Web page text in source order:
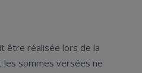
être réalisée lors de la
les sommes versées ne